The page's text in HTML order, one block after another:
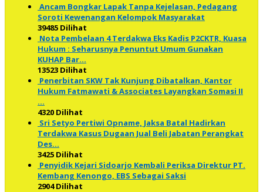
Ancam Bongkar Lapak Tanpa Kejelasan, Pedagang
Soroti Kewenangan Kelompok Masyarakat
39485 Dilihat
Nota Pembelaan 4 Terdakwa Eks Kadis P2CKTR, Kuasa
Hukum : Seharusnya Penuntut Umum Gunakan
KUHAP Bar…
13523 Dilihat
Penerbitan SKW Tak Kunjung Dibatalkan, Kantor
Hukum Fatmawati & Associates Layangkan Somasi II
…
4320 Dilihat
Sri Setyo Pertiwi Opname, Jaksa Batal Hadirkan
Terdakwa Kasus Dugaan Jual Beli Jabatan Perangkat
Des…
3425 Dilihat
Penyidik Kejari Sidoarjo Kembali Periksa Direktur PT.
Kembang Kenongo, EBS Sebagai Saksi
2904 Dilihat